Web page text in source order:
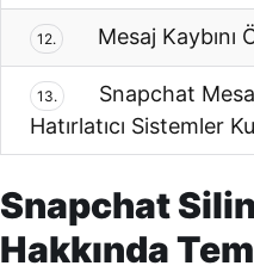
12. Mesaj Kaybını
13.
Snapchat
Hatırlatıcı Sistemler
Snapchat
Hakkında